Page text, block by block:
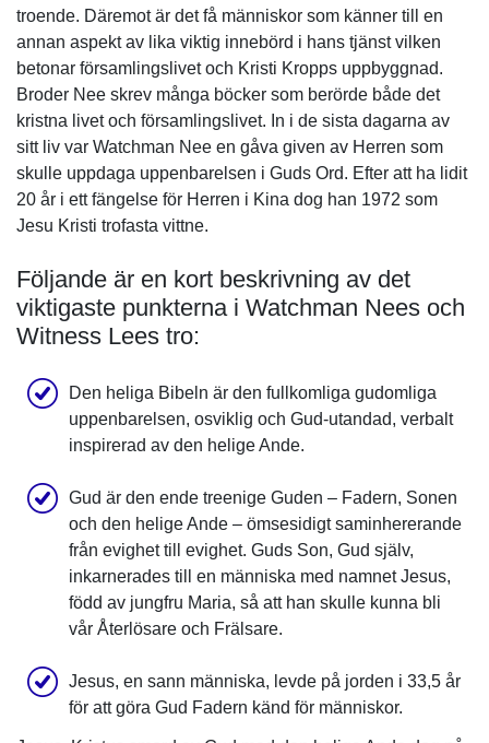
troende. Däremot är det få människor som känner till en
annan aspekt av lika viktig innebörd i hans tjänst vilken
betonar församlingslivet och Kristi Kropps uppbyggnad.
Broder Nee skrev många böcker som berörde både det
kristna livet och församlingslivet. In i de sista dagarna av
sitt liv var Watchman Nee en gåva given av Herren som
skulle uppdaga uppenbarelsen i Guds Ord. Efter att ha lidit
20 år i ett fängelse för Herren i Kina dog han 1972 som
Jesu Kristi trofasta vittne.
Följande är en kort beskrivning av det
viktigaste punkterna i Watchman Nees och
Witness Lees tro:
Den heliga Bibeln är den fullkomliga gudomliga
uppenbarelsen, osviklig och Gud-utandad, verbalt
inspirerad av den helige Ande.
Gud är den ende treenige Guden – Fadern, Sonen
och den helige Ande – ömsesidigt saminhererande
från evighet till evighet. Guds Son, Gud själv,
inkarnerades till en människa med namnet Jesus,
född av jungfru Maria, så att han skulle kunna bli
vår Återlösare och Frälsare.
Jesus, en sann människa, levde på jorden i 33,5 år
för att göra Gud Fadern känd för människor.